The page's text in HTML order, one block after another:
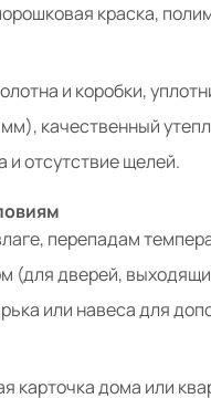
краска,
и коробки,
качественный
и отсутствие щелей.
перепадам
(для дверей,
или навеса для
карточка дома или